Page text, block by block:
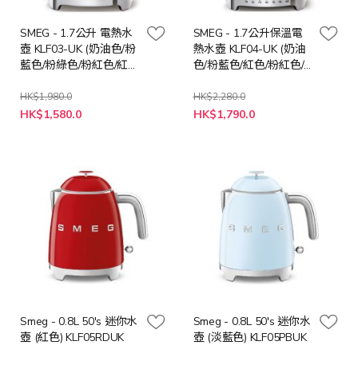
SMEG - 1.7公升 電熱水
壺 KLF03-UK (奶油色/粉
藍色/粉綠色/粉紅色/紅
HK$1,980.0
HK$1,580.0
SMEG - 1.7公升保溫電
熱水壺 KLF04-UK (奶油
色/粉藍色/紅色/粉紅色/
HK$2,280.0
HK$1,790.0
Smeg - 0.8L 50's 迷你水
壺 (紅色) KLF05RDUK
Smeg - 0.8L 50's 迷你水
壺 (淡藍色) KLF05PBUK